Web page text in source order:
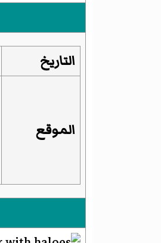
التاريخ
الموقع